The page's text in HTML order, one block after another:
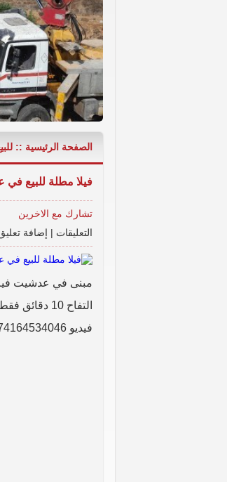
شقة مع حديقة تقسيط على 30 ششر - عربصاليم -
الصفحة الرئيسية ::
فيلا مطلة للبيع في عدشيت 2000 متر
تشارك مع الاخرين
التعليقات | إضافة
التفاح 10 دقائق فقط من النبطية
فيديو https://www.facebook.com/photo.php?v=488974164534046